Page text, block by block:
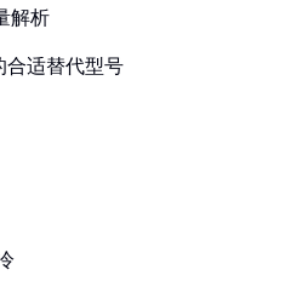
解析
合适替代型号